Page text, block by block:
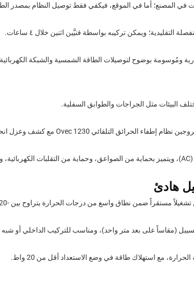
في المصنع؛ أما في الموقع، فيكفي فقط توصيل النظام بمصدر
ومُوسومة بوضوح لتوصيلات الطاقة الشمسية والشبكة
نظام إطفاء الحرائق التلقائي Ovec 1230 مع كشف وعزل انحراف الحرارة على مستوى الخلية.
مستقراً ضمن نطاق واسع من درجات الحرارة يتراوح بين -20°م و50°م.
مع استهلاك طاقة في وضع الاستعداد أقل من 20 واط.